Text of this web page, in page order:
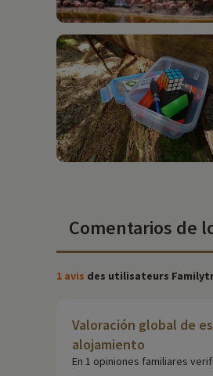
Comentarios de
1 avis des utilisateurs
Valoración global de
alojamiento
En 1 opiniones familiares